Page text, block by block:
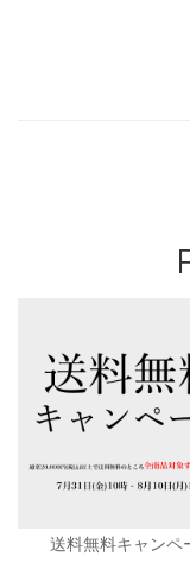
送料無料キャンペ